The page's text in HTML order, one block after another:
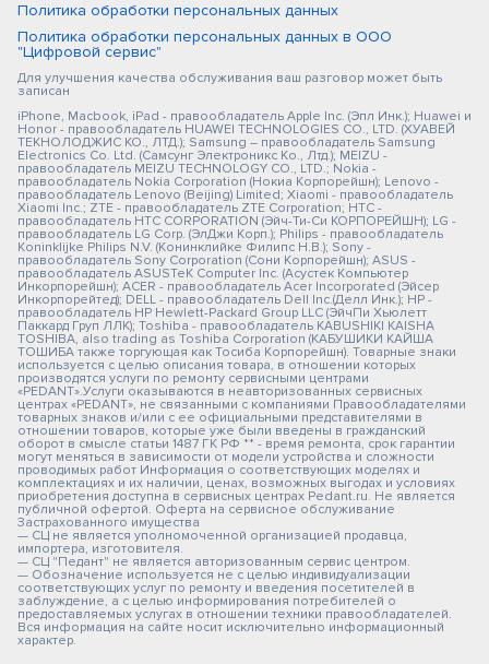
Политика обработки персональных данных
Политика обработки персональных данных в ООО
"Цифровой сервис"
Для улучшения качества обслуживания ваш разговор может быть
записан
iPhone, Macbook, iPad - правообладатель Apple Inc. (Эпл Инк.); Huawei и
Honor - правообладатель HUAWEI TECHNOLOGIES CO., LTD. (ХУАВЕЙ
ТЕКНОЛОДЖИС КО., ЛТД.); Samsung – правообладатель Samsung
Electronics Co. Ltd. (Самсунг Электроникс Ко., Лтд.); MEIZU -
правообладатель MEIZU TECHNOLOGY CO., LTD.; Nokia -
правообладатель Nokia Corporation (Нокиа Корпорейшн); Lenovo -
правообладатель Lenovo (Beijing) Limited; Xiaomi - правообладатель
Xiaomi Inc.; ZTE - правообладатель ZTE Corporation; HTC -
правообладатель HTC CORPORATION (Эйч-Ти-Си КОРПОРЕЙШН); LG -
правообладатель LG Corp. (ЭлДжи Корп.); Philips - правообладатель
Koninklijke Philips N.V. (Конинклийке Филипс Н.В.); Sony -
правообладатель Sony Corporation (Сони Корпорейшн); ASUS -
правообладатель ASUSTeK Computer Inc. (Асустек Компьютер
Инкорпорейшн); ACER - правообладатель Acer Incorporated (Эйсер
Инкорпорейтед); DELL - правообладатель Dell Inc.(Делл Инк.); HP -
правообладатель HP Hewlett-Packard Group LLC (ЭйчПи Хьюлетт
Паккард Груп ЛЛК); Toshiba - правообладатель KABUSHIKI KAISHA
TOSHIBA, also trading as Toshiba Corporation (КАБУШИКИ КАЙША
ТОШИБА также торгующая как Тосиба Корпорейшн). Товарные знаки
используется с целью описания товара, в отношении которых
производятся услуги по ремонту сервисными центрами
«PEDANT».Услуги оказываются в неавторизованных сервисных
центрах «PEDANT», не связанными с компаниями Правообладателями
товарных знаков и/или с ее официальными представителями в
отношении товаров, которые уже были введены в гражданский
оборот в смысле статьи 1487 ГК РФ ** - время ремонта, срок гарантии
могут меняться в зависимости от модели устройства и сложности
проводимых работ Информация о соответствующих моделях и
комплектациях и их наличии, ценах, возможных выгодах и условиях
приобретения доступна в сервисных центрах Pedant.ru. Не является
публичной офертой. Оферта на сервисное обслуживание
Застрахованного имущества
— СЦ не является уполномоченной организацией продавца,
импортера, изготовителя.
— СЦ "Педант" не является авторизованным сервис центром.
— Обозначение используется не с целью индивидуализации
соответствующих услуг по ремонту и введения посетителей в
заблуждение, а с целью информирования потребителей о
предоставляемых услугах в отношении техники правообладателей.
Вся информация на сайте носит исключительно информационный
характер.